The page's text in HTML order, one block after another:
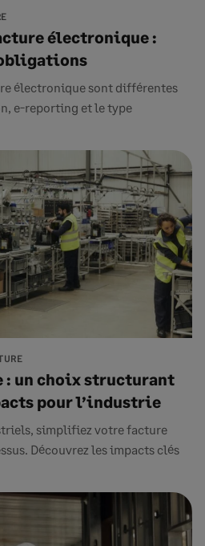
électronique :
électronique sont différentes
e-reporting et le type
: un choix structurant
pour l’industrie
simplifiez votre facture
Découvrez les impacts clés